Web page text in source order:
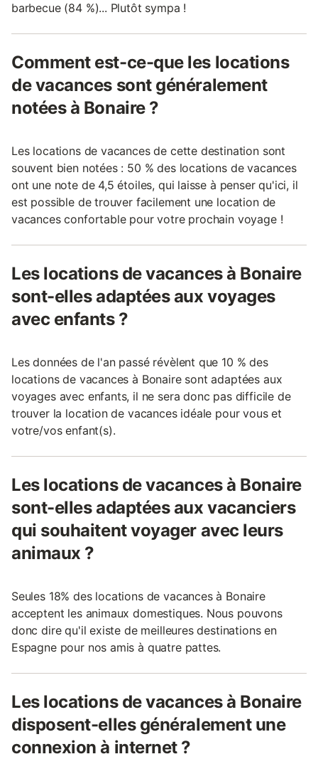
barbecue (84 %)... Plutôt sympa !
Comment est-ce-que les locations
de vacances sont généralement
notées à Bonaire ?
Les locations de vacances de cette destination sont
souvent bien notées : 50 % des locations de vacances
ont une note de 4,5 étoiles, qui laisse à penser qu'ici, il
est possible de trouver facilement une location de
vacances confortable pour votre prochain voyage !
Les locations de vacances à Bonaire
sont-elles adaptées aux voyages
avec enfants ?
Les données de l'an passé révèlent que 10 % des
locations de vacances à Bonaire sont adaptées aux
voyages avec enfants, il ne sera donc pas difficile de
trouver la location de vacances idéale pour vous et
votre/vos enfant(s).
Les locations de vacances à Bonaire
sont-elles adaptées aux vacanciers
qui souhaitent voyager avec leurs
animaux ?
Seules 18% des locations de vacances à Bonaire
acceptent les animaux domestiques. Nous pouvons
donc dire qu'il existe de meilleures destinations en
Espagne pour nos amis à quatre pattes.
Les locations de vacances à Bonaire
disposent-elles généralement une
connexion à internet ?